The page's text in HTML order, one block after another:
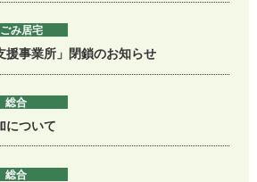
み居宅
援事業所」閉鎖のお知らせ
総合
について
総合